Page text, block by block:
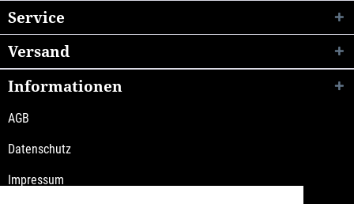
Service
Informationen
AGB
Datenschutz
Impressum
Versand